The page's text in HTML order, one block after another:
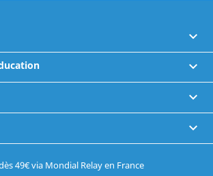




49€ via Mondial Relay en France